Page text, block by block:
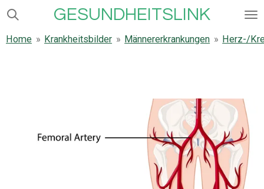
Zum
springen
GESUNDHEITSLINK
Home » Krankheitsbilder » Männererkrankungen » Herz-/